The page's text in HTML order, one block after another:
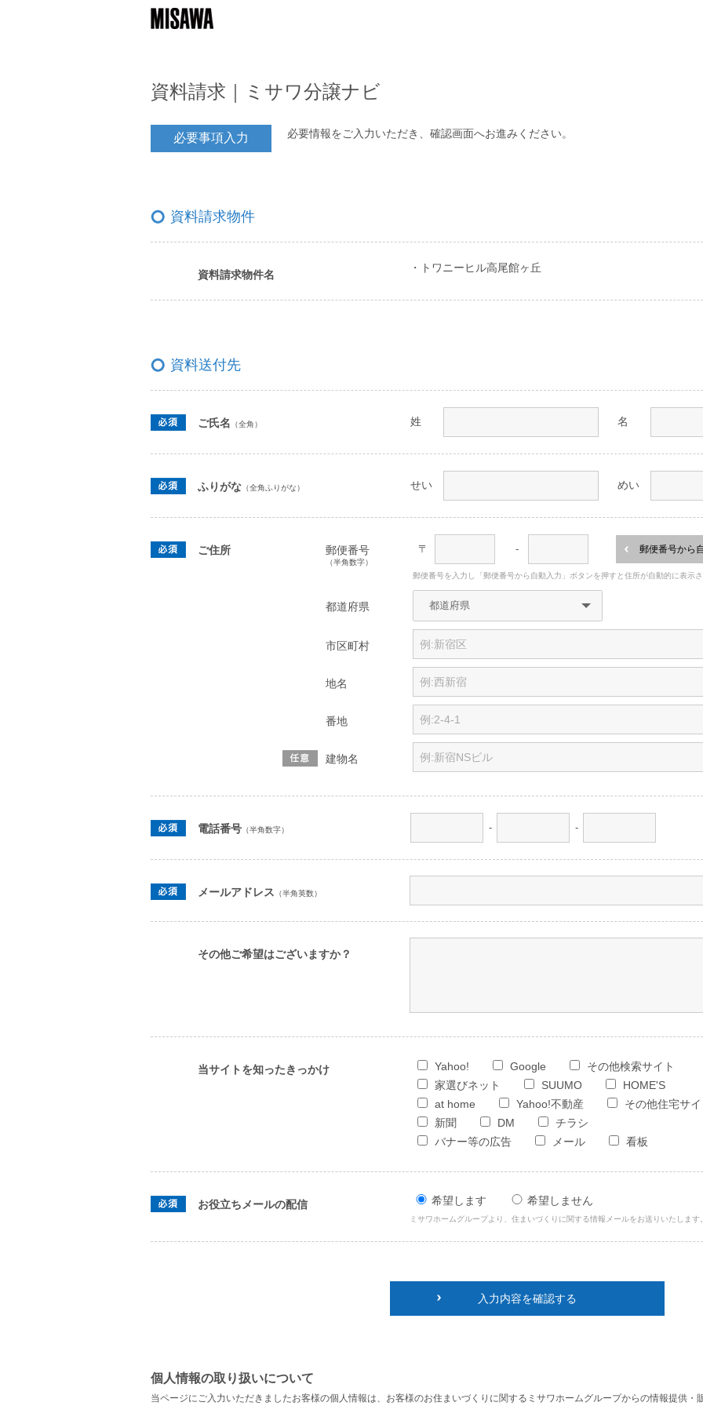
資料請求｜ミサワ分譲ナビ
必要事項入力 必要情報をご入力いただき、確認画面へお進みください。
資料請求物件
資料請求物件名
・トワニーヒル高尾館ヶ丘
資料送付先
ご氏名 （全角） 姓 名
ふりがな （全角ふりがな） せい めい
ご住所 郵便番号
（半角数字）
〒 - 郵便番号から
郵便番号を入力し「郵便番号から自動入力」ボタンを押すと住所が自動的に表示さ
都道府県
市区町村
地名
番地
建物名
電話番号 （半角数字） - -
メールアドレス （半角英数）
その他ご希望はございますか？
当サイトを知ったきっかけ Yahoo! Google
その他検索サイト
家選びネット
SUUMO
HOME'S
at home
Yahoo!不動産
その他住宅サイ
新聞
DM
チラシ
バナー等の広告
メール 看板
お役立ちメールの配信 希望します 希望しません
ミサワホームグループより、住まいづくりに関する情報メールをお送りいたします。
入力内容を確認する
個人情報の取り扱いについて
当ページにご入力いただきましたお客様の個人情報は、お客様のお住まいづくりに関するミサワホームグループからの情報提供・